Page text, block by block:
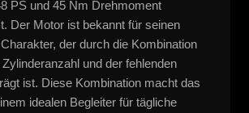
PS und 45 Nm Drehmoment
Der Motor ist bekannt für seinen
der durch die Kombination
und der fehlenden
ist. Diese Kombination macht das
idealen Begleiter für tägliche